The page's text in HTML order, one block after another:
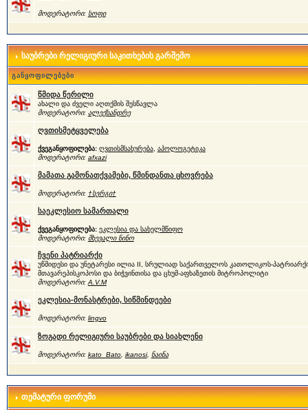
მოდერატორი: სოფი
საუბრები რელიგიური საკითხების გარშემო
განყოფილებები
წმიდა წერილი
ახალი და ძველი აღთქმის შესწავლა
მოდერატორი: ალექსანდრე
ღვთისმეტყველება
ქვეგანყოფილება: ღვთისმსახურება, აპოლოგეტიკა
მოდერატორი: afxazi
მამათა გამონათქვამები, წმინდანთა ცხოვრება
მოდერატორი: †სერგი†
საეკლესიო სამართალი
ქვეგანყოფილება: ეკლესია და სახელმწიფო
მოდერატორი: მხევალი ნინო
ჩვენი პატრიარქი
უწმიდესი და უნეტარესი ილია II, სრულიად საქართველოს კათოლიკოს-
მთავარეპისკოპოსი და ბიჭვინთისა და ცხუმ-აფხაზეთის მიტროპოლიტი
მოდერატორი: A.V.M
ეკლესია-მონასტრები, სიწმინდეები
მოდერატორი: lingvo
ზოგადი რელიგიური საუბრები და სიახლენი
მოდერატორი: kato_Bato, ikanosi, ნაინა
თემატური ფორუმი